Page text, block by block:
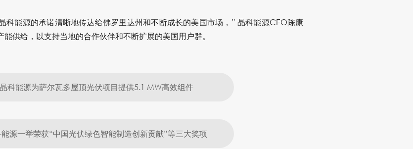
科能源的承诺清晰地传达给佛罗里达州和不断成长的美国市场，” 晶科能源CEO陈康
供给，以支持当地的合作伙伴和不断扩展的美国用户群。
晶科能源为萨尔瓦多屋顶光伏项目提供5.1 MW高效组件
源一举荣获“中国光伏绿色智能制造创新贡献”等三大奖项